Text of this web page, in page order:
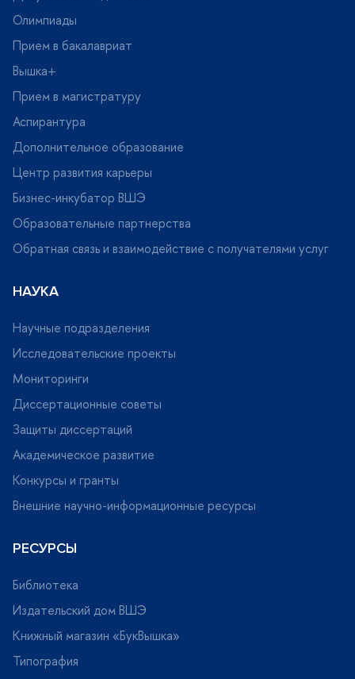
Олимпиады
Прием в бакалавриат
ышка+
Прием в магистратуру
Аспирантура
Дополнительное образование
Центр развития карьеры
Бизнес-инкубатор ВШЭ
Образовательные партнерства
Обратная связь и взаимодействие с получателями услу
НАУКА
Научные подразделения
Исследовательские проекты
Мониторинги
Диссертационные советы
Защиты диссертаций
Академическое развитие
Конкурсы и гранты
нешние научно-информационные ресурсы
РЕСУРСЫ
Библиотека
Издательский дом ВШЭ
Книжный магазин «БукВышка»
Типография